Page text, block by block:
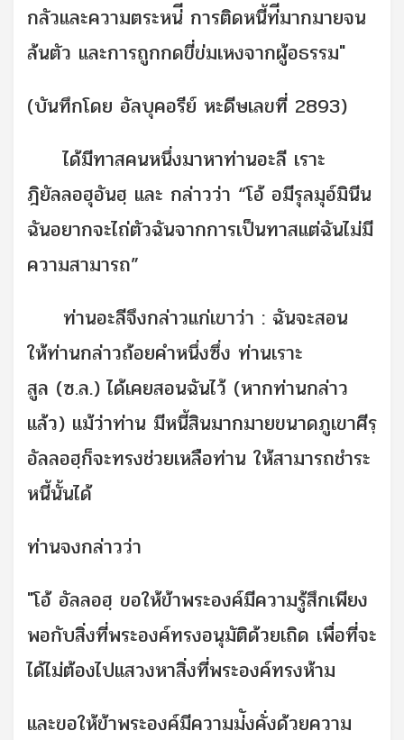
กลัวและความตระหน่ี การติดหนี้ท่ีมากมายจน
ล้นตัว และการถูกกดขี่ข่มเหงจากผู้อธรรม"
(บันทึกโดย อัลบุคอรีย์ หะดีษเลขที่ 2893)
ได้มีทาสคนหนึ่งมาหาท่านอะลี เราะ
ฎิยัลลอฮุอันฮฺ และ กล่าวว่า “โอ้ อมีรุลมุอ์มินีน
ฉันอยากจะไถ่ตัวฉันจากการเป็นทาสแต่ฉันไม่มี
ความสามารถ”
ท่านอะลีจึงกล่าวแก่เขาว่า : ฉันจะสอน
ให้ท่านกล่าวถ้อยคำหนึ่งซึ่ง ท่านเราะ
สูล (ซ.ล.) ได้เคยสอนฉันไว้ (หากท่านกล่าว
แล้ว) แม้ว่าท่าน มีหนี้สินมากมายขนาดภูเขาศีรฺ
อัลลอฮฺก็จะทรงช่วยเหลือท่าน ให้สามารถชำระ
หนี้นั้นได้
ท่านจงกล่าวว่า
"โอ้ อัลลอฮฺ ขอให้ข้าพระองค์มีความรู้สึกเพียง
พอกับสิ่งที่พระองค์ทรงอนุมัติด้วยเถิด เพื่อที่จะ
ได้ไม่ต้องไปแสวงหาสิ่งที่พระองค์ทรงห้าม
และขอให้ข้าพระองค์มีความม่ังคั่งด้วยความ